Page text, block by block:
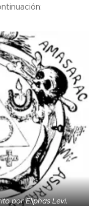
por Eliphas Levi.